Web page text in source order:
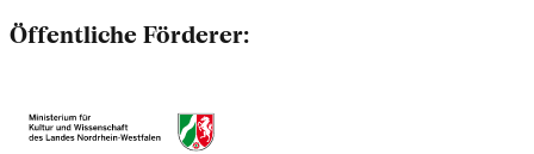
Öffentliche Förderer: